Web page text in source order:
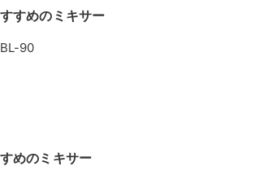
すめのミキサー
90
めのミキサー